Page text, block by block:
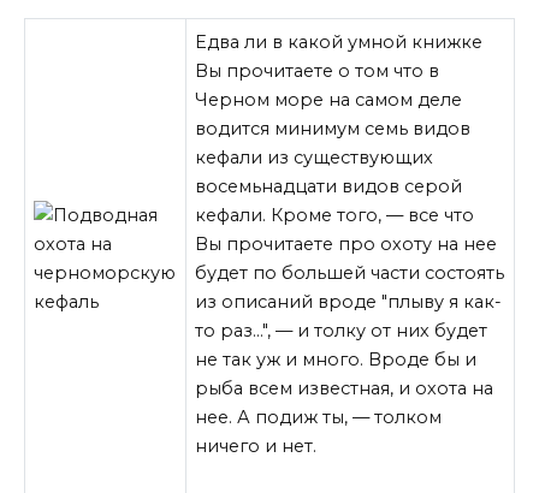
Едва ли в какой умной книжке
Вы прочитаете о том что в
Черном море на самом деле
водится минимум семь видов
кефали из существующих
восемьнадцати видов серой
кефали. Кроме того, — все что
Вы прочитаете про охоту на нее
будет по большей части состоять
из описаний вроде "плыву я как-
то раз…", — и толку от них будет
не так уж и много. Вроде бы и
рыба всем известная, и охота на
нее. А подиж ты, — толком
ничего и нет.